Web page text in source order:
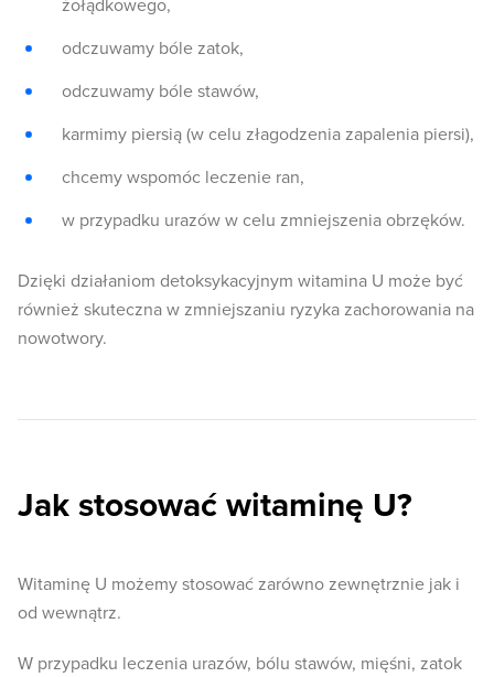
żołądkowego,
odczuwamy bóle zatok,
odczuwamy bóle stawów,
karmimy piersią (w celu złagodzenia zapalenia piersi),
chcemy wspomóc leczenie ran,
w przypadku urazów w celu zmniejszenia obrzęków.
Dzięki działaniom detoksykacyjnym witamina U może być
również skuteczna w zmniejszaniu ryzyka zachorowania na
nowotwory.
Jak stosować witaminę U?
Witaminę U możemy stosować zarówno zewnętrznie jak i
od wewnątrz.
W przypadku leczenia urazów, bólu stawów, mięśni, zatok